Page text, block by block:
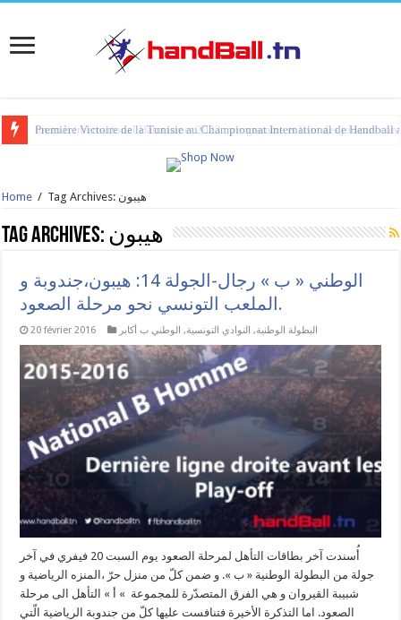
Première Victoire de la Tunisie au Championnat International de Handball
tournoi international Hammamet 2023 : programme et liste des joueurs
Home / Tag Archives: هيبون
Tag Archives: هيبون
الوطني « ب » رجال-الجولة 14: هيبون،جندوبة و
الملعب التونسي نحو مرحلة الصعود.
20 février 2016 البطولة الوطنية, النوادي التونسية, الوطني ب أكابر
أُسندت آخر بطاقات التأهل لمرحلة الصعود يوم السبت 20 فيفري في آخر
جولة من البطولة الوطنية « ب ». و ضمن كلّ من منزل حرّ ،المنزه الرياضية و
شبيبة القيروان و هي الفرق المتصدّرة للمجموعة » أ » التأهل الى مرحلة
الصعود. اما التذكرة الأخيرة فتنافست عليها كلّ من جندوبة الرياضية الّتي